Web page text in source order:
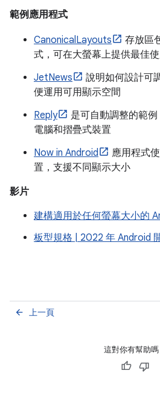
範例應用程式
CanonicalLayouts
存放區
式，可在大螢幕上提供最佳
JetNews
說明如何設計可
便運用可用顯示空間
Reply
是可自動調整的範
電腦和摺疊式裝置
Now in Android
應用程式
置，支援不同顯示大小
影片
建構適用於任何螢幕大小的
板型規格 | 2022 年 Android
上一頁
arrow_back
這對你有幫助嗎